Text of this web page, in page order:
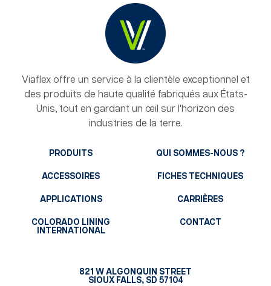
Viaflex offre un service à la clientèle exceptionnel et
des produits de haute qualité fabriqués aux États-
Unis, tout en gardant un œil sur l'horizon des
industries de la terre.
PRODUITS
ACCESSOIRES
APPLICATIONS
COLORADO LINING
INTERNATIONAL
QUI SOMMES-NOUS ?
FICHES TECHNIQUES
CARRIÈRES
CONTACT
821 W ALGONQUIN STREET
SIOUX FALLS, SD 57104